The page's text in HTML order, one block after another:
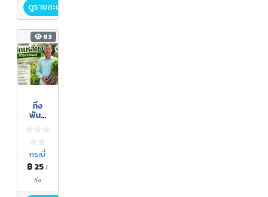
ดูรายละเอียด
83
กิ่ง
พันธุ์
กระบี่
฿ 25/
กิ่ง